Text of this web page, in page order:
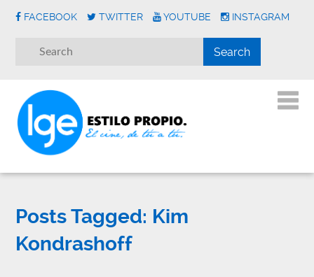
FACEBOOK TWITTER YOUTUBE INSTAGRAM
Posts Tagged: Kim
Kondrashoff